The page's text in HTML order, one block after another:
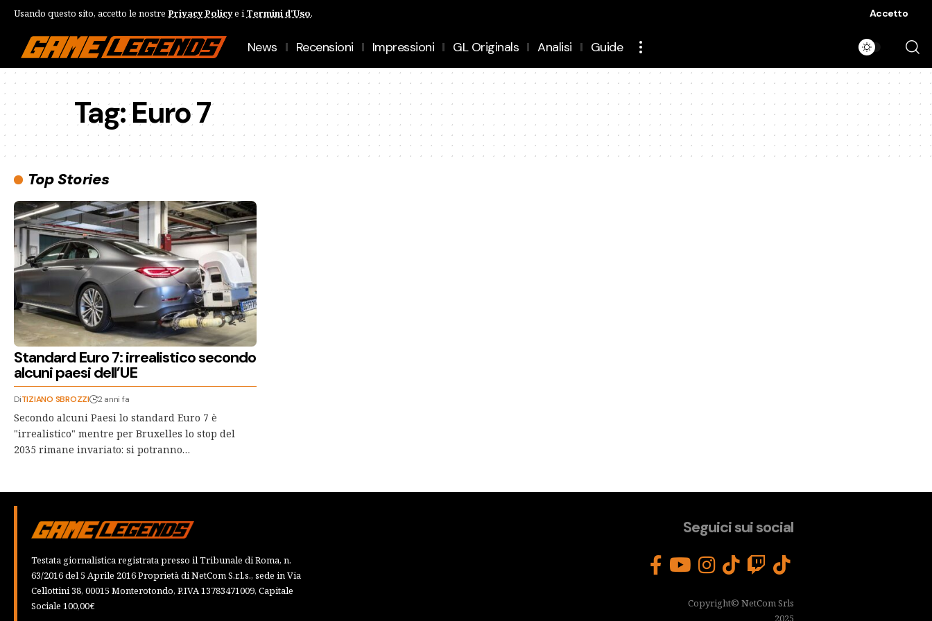
Usando questo sito, accetto le nostre Privacy Policye i Termini d'Uso. Accetto
News Recensioni Impressioni GL Originals Analisi Guide
Tag:Euro 7
Top Stories
Standard Euro 7: irrealistico secondo
alcuni paesi dell’UE
DiTIZIANO SBROZZI 2 anni fa
Secondo alcuni Paesi lo standard Euro 7 è
"irrealistico" mentre per Bruxelles lo stop del
2035 rimane invariato: si potranno…
Testata giornalistica registrata presso il Tribunale di Roma, n.
63/2016 del 5 Aprile 2016 Proprietà di NetCom S.r.l.s., sede in Via
Cellottini 38, 00015 Monterotondo, P.IVA 13783471009, Capitale
Sociale 100,00€
Seguici sui social
Copyright© NetCom Srls
2025